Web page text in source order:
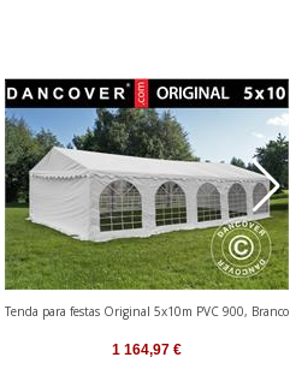
Tenda para festas Original 5x10m PVC 900, Branco
1 164,97 €